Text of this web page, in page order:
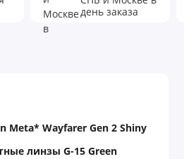
день заказа
Meta* Wayfarer Gen 2 Shiny
линзы G-15 Green